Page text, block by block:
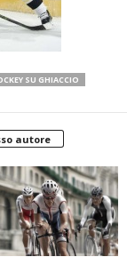
SU GHIACCIO
autore